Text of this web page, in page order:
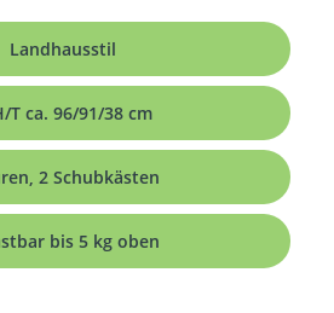
Landhausstil
T ca. 96/91/38 cm
2 Schubkästen
bis 5 kg oben